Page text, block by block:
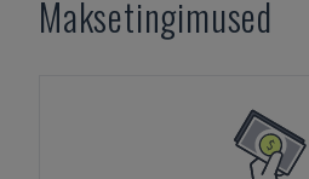
Maksetingimused